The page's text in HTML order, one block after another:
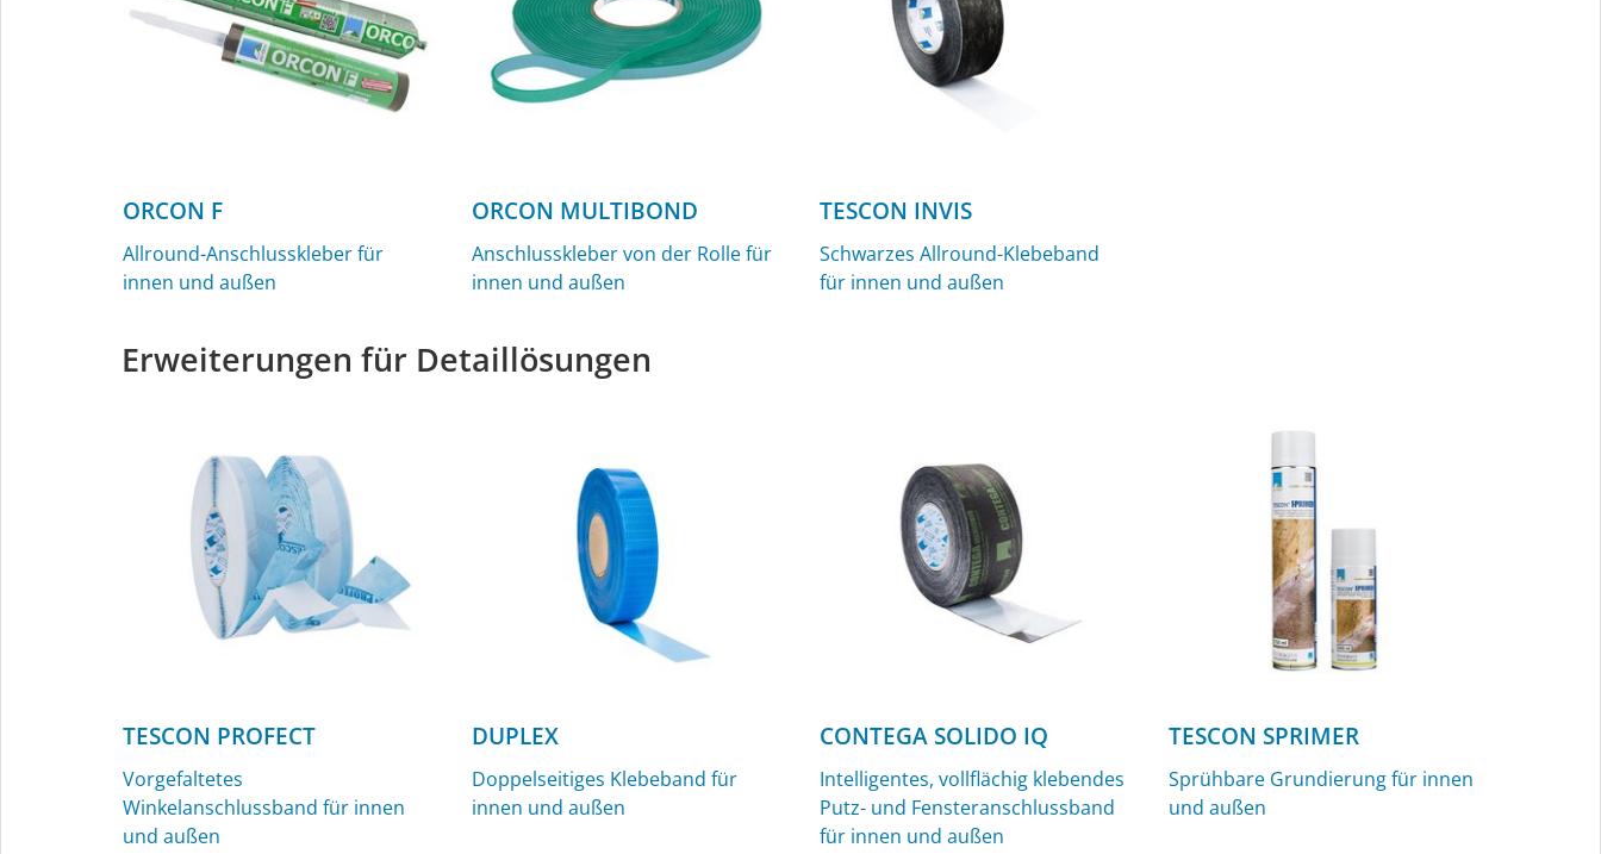
ORCON F
Allround-Anschlusskleber für
innen und außen
ORCON MULTIBOND
Anschlusskleber von der Rolle für
innen und außen
TESCON INVIS
Schwarzes Allround-Klebeband
für innen und außen
Erweiterungen für Detaillösungen
TESCON PROFECT
Vorgefaltetes
Winkelanschlussband für innen
und außen
DUPLEX
Doppelseitiges Klebeband für
innen und außen
CONTEGA SOLIDO IQ
Intelligentes, vollflächig klebendes
Putz- und Fensteranschlussband
für innen und außen
TESCON SPRIMER
Sprühbare Grundierung für innen
und außen